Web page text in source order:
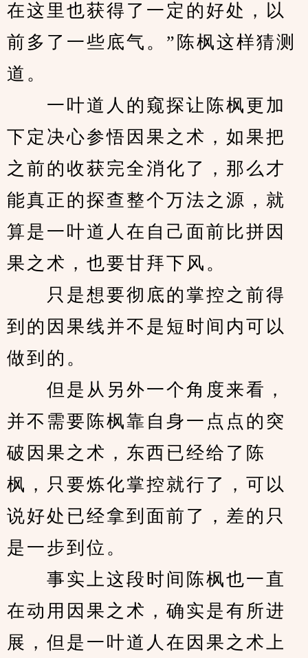
在这里也获得了一定的好处，以
前多了一些底气。”陈枫这样猜测
道。
一叶道人的窥探让陈枫更加
下定决心参悟因果之术，如果把
之前的收获完全消化了，那么才
能真正的探查整个万法之源，就
算是一叶道人在自己面前比拼因
果之术，也要甘拜下风。
只是想要彻底的掌控之前得
到的因果线并不是短时间内可以
做到的。
但是从另外一个角度来看，
并不需要陈枫靠自身一点点的突
破因果之术，东西已经给了陈
枫，只要炼化掌控就行了，可以
说好处已经拿到面前了，差的只
是一步到位。
事实上这段时间陈枫也一直
在动用因果之术，确实是有所进
展，但是一叶道人在因果之术上